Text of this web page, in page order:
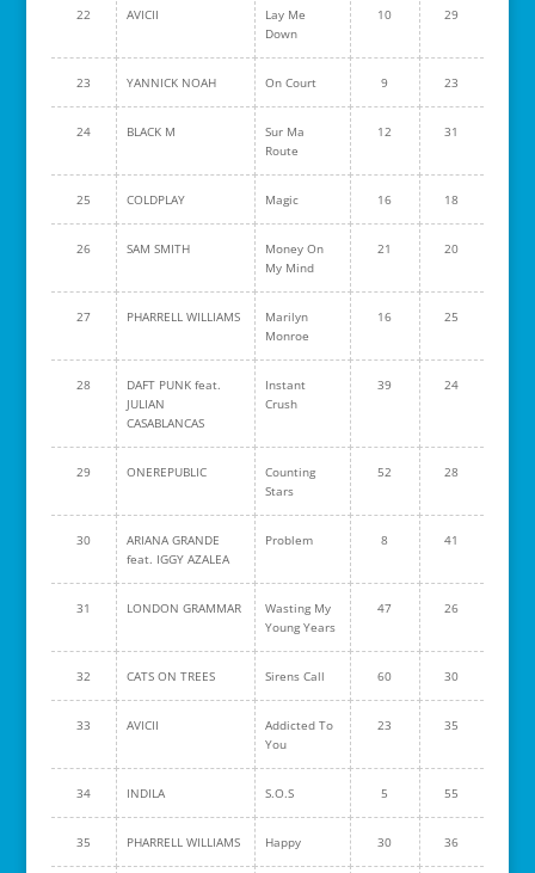
22 AVICII
Lay Me
Down
10 29
23 YANNICK NOAH On Court 9 23
24 BLACK M
Sur Ma
Route
12 31
25 COLDPLAY Magic 16 18
26 SAM SMITH
Money On
My Mind
21 20
27 PHARRELL WILLIAMS
Marilyn
Monroe
16 25
28
DAFT PUNK feat.
JULIAN
CASABLANCAS
Instant
Crush
39 24
29 ONEREPUBLIC
Counting
Stars
52 28
30
ARIANA GRANDE
feat. IGGY AZALEA
Problem 8 41
31 LONDON GRAMMAR
Wasting My
Young Years
47 26
32 CATS ON TREES Sirens Call 60 30
33 AVICII
Addicted To
You
23 35
34 INDILA S.O.S 5 55
35 PHARRELL WILLIAMS Happy 30 36